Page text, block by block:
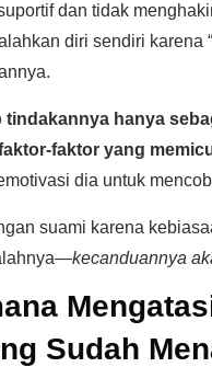
dan tidak
diri sendiri karena
tindakannya hanya
faktor yang
dia untuk
suami karena
kecanduannya
Sudah